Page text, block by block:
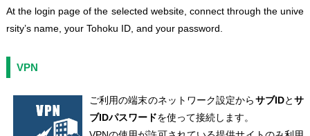
At the login page of the selected website, connect through the unive
rsity’s name, your Tohoku ID, and your password.
VPN
ご利用の端末のネットワーク設定からサブIDとサ
ブIDパスワードを使って接続します。